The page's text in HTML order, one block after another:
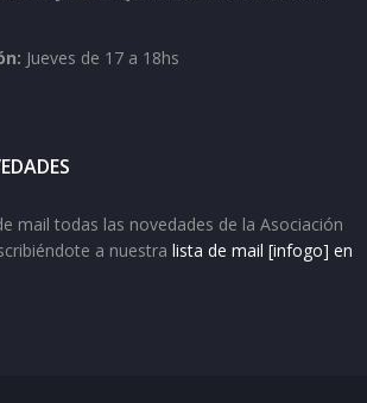
Jueves de 17 a 18hs
mail todas las novedades de la Asociación
a nuestra lista de mail [infogo] en